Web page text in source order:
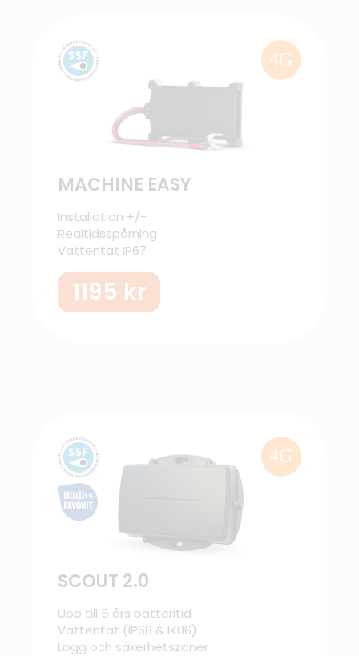
4G
MACHINE EASY
Installation +/-
Realtidsspårning
Vattentät IP67
1195 kr
4G
SCOUT 2.0
Upp till 5 års batteritid
Vattentät (IP68 & IK06)
Logg och säkerhetszoner